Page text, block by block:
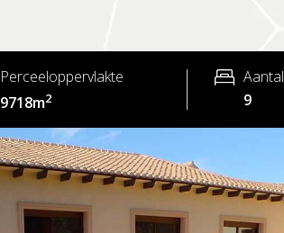
Perceeloppervlakte
9718m2
9